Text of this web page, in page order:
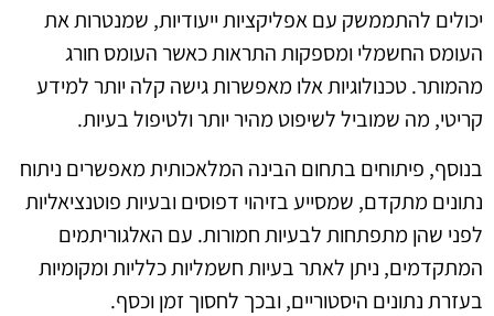
יכולים להתממשק עם אפליקציות ייעודיות, שמנטרות את
העומס החשמלי ומספקות התראות כאשר העומס חורג
מהמותר. טכנולוגיות אלו מאפשרות גישה קלה יותר למידע
קריטי, מה שמוביל לשיפוט מהיר יותר ולטיפול בעיות.
בנוסף, פיתוחים בתחום הבינה המלאכותית מאפשרים ניתוח
נתונים מתקדם, שמסייע בזיהוי דפוסים ובעיות פוטנציאליות
לפני שהן מתפתחות לבעיות חמורות. עם האלגוריתמים
המתקדמים, ניתן לאתר בעיות חשמליות כלליות ומקומיות
בעזרת נתונים היסטוריים, ובכך לחסוך זמן וכסף.